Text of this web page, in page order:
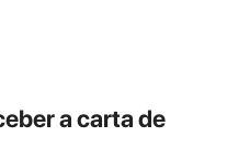
a carta de